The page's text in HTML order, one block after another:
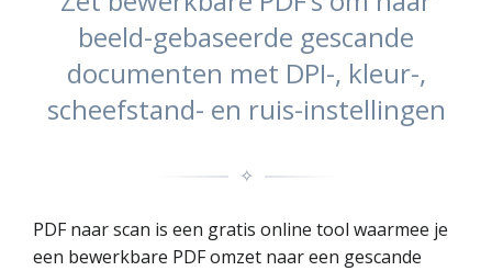
beeld-gebaseerde gescande
documenten met DPI-, kleur-,
scheefstand- en ruis-instellingen
✧
PDF naar scan is een gratis online tool waarmee je
een bewerkbare PDF omzet naar een gescande